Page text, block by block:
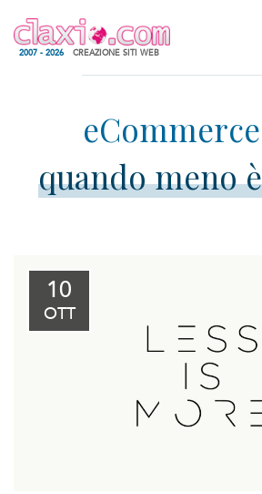
2007 - 2026 CREAZIONE SITI WEB
quando meno
10
OTT